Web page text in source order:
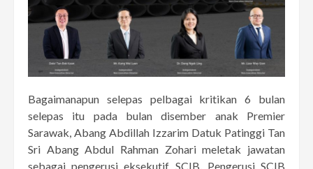
Bagaimanapun selepas pelbagai kritikan 6 bulan
selepas itu pada bulan disember anak Premier
Sarawak, Abang Abdillah Izzarim Datuk Patinggi Tan
Sri Abang Abdul Rahman Zohari meletak jawatan
sebagai pengerusi eksekutif SCIB. Pengerusi SCIB